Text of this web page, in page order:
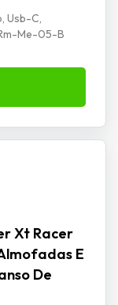
Usb-C,
Me-05-B
Xt Racer
E
De